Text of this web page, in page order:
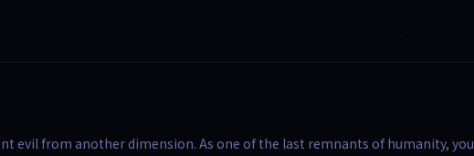
evil from another dimension. As one of the last remnants of humanity, you